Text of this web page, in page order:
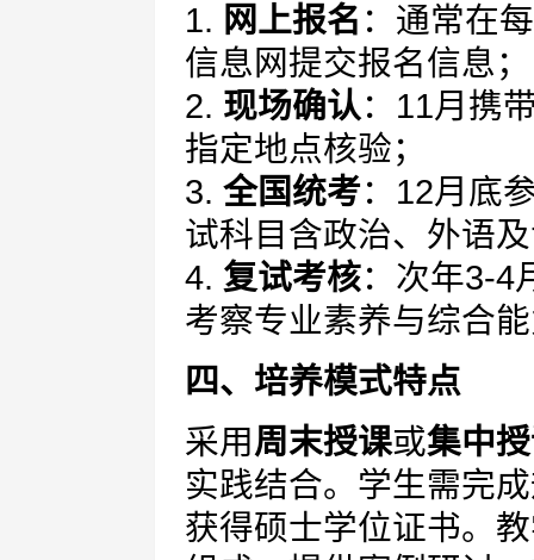
1. 网上报名 ：通常在
信息网提交报名信息；
2. 现场确认：11月携
指定地点核验；
3. 全国统考：12月底
试科目含政治、外语
4. 复试考核：次年3-4
考察专业素养与综合
四、培养模式特点
采用周末授课或集中
实践结合。学生需完
获得硕士学位证书。